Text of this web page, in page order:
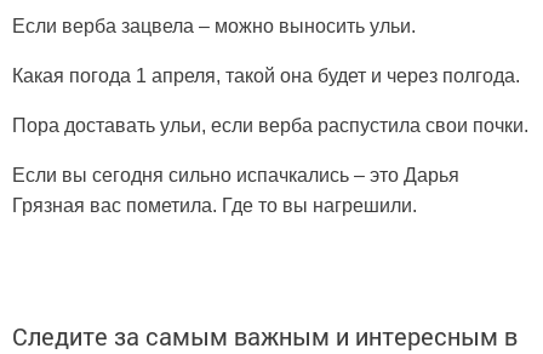
Если верба зацвела – можно выносить ульи.
Какая погода 1 апреля, такой она будет и через полгода.
Пора доставать ульи, если верба распустила свои почки.
Если вы сегодня сильно испачкались – это Дарья
Грязная вас пометила. Где то вы нагрешили.
Следите за самым важным и интересным в